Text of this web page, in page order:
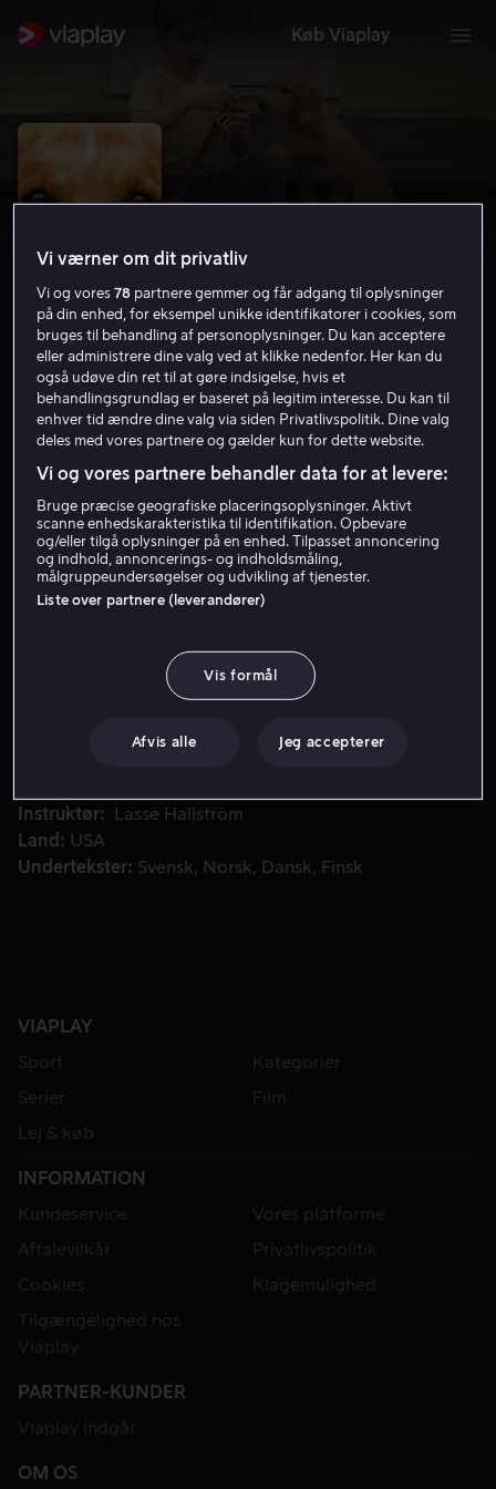
Køb Viaplay
A Dog’s Purpose
Drama Komedie 2017 1 t. 35 min
7 år
Få Viaplay
racer, adopterer forskellige mennesker dem, der både
bliver reddet- og forelsker sig i de små firbenede
til at finde håb og lykke!
Instruktør
Lasse Hallström
Land
USA
Undertekster
Svensk Norsk Dansk Finsk
VIAPLAY
Sport
Kategorier
Serier
Film
Lej & køb
INFORMATION
Kundeservice
Vores platforme
Aftalevilkår
Privatlivspolitik
Cookies
Klagemulighed
Tilgængelighed hos
Viaplay
PARTNER-KUNDER
Viaplay indgår
OM OS
Vi værner om dit privatliv
Vi og vores78 partnere gemmer og får adgang til oplysninger
på din enhed, for eksempel unikke identifikatorer i cookies, som
bruges til behandling af personoplysninger. Du kan acceptere
eller administrere dine valg ved at klikke nedenfor. Her kan du
også udøve din ret til at gøre indsigelse, hvis et
behandlingsgrundlag er baseret på legitim interesse. Du kan til
enhver tid ændre dine valg via siden Privatlivspolitik. Dine valg
deles med vores partnere og gælder kun for dette website.
Vi og vores partnere behandler data for at levere:
Bruge præcise geografiske placeringsoplysninger. Aktivt
scanne enhedskarakteristika til identifikation. Opbevare
og/eller tilgå oplysninger på en enhed. Tilpasset annoncering
og indhold, annoncerings- og indholdsmåling,
målgruppeundersøgelser og udvikling af tjenester.
Liste over partnere (leverandører)
Vis formål
Afvis alle Jeg accepterer